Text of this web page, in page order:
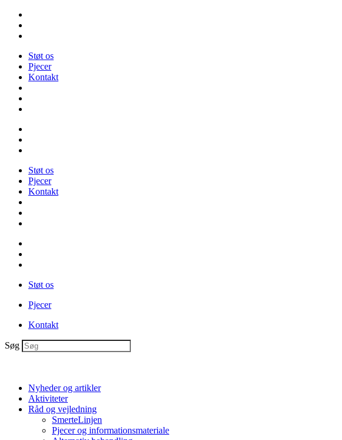
Videre
indhold
Støt os
Pjecer
Kontakt
Støt os
Pjecer
Kontakt
Støt os
Pjecer
Kontakt
Søg
Nyheder og artikler
Aktiviteter
Råd og vejledning
SmerteLinjen
Pjecer og informationsmateriale